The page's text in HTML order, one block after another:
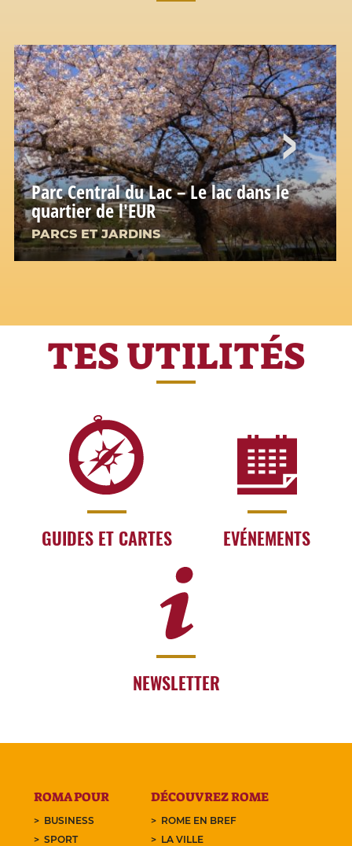
Parc Central du Lac – Le lac dans le
quartier de l'EUR
PARCS ET JARDINS
TES UTILITÉS
GUIDES ET CARTES EVÉNEMENTS
NEWSLETTER
ROMA POUR
BUSINESS
SPORT
DÉCOUVREZ ROME
ROME EN BREF
LA VILLE